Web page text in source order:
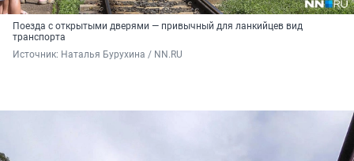
Поезда с открытыми дверями — привычный для ланкийцев вид
транспорта
Источник: Наталья Бурухина / NN.RU